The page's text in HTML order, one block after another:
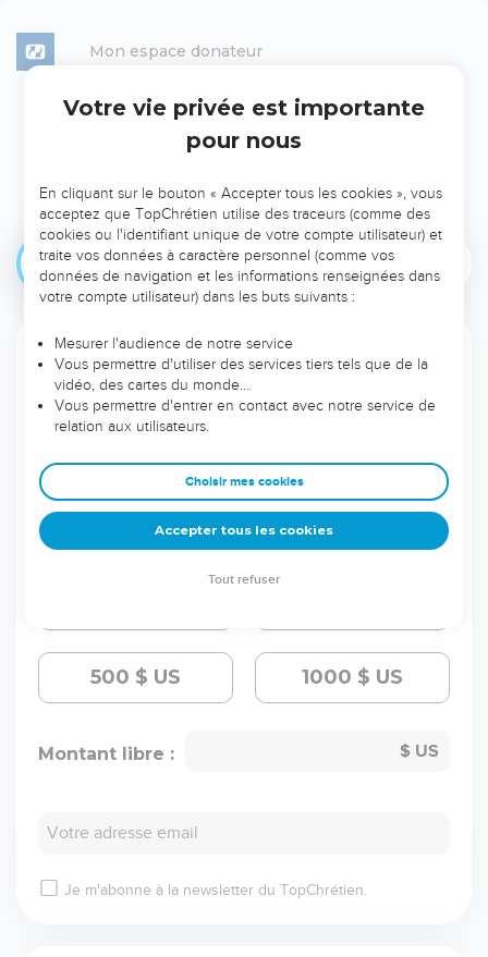
Mon espace donateur
Je veux ranimer l’espoir en
soutenant
Jeanne Tritsch - Vauclair
Ponctuel Mensuel
Votre pays
$ US 50
500 $ US 1000 $ US
Montant libre :
Votre adresse email
Je m'abonne à la newsletter du TopChrétien.
Votre vie privée est importante
pour nous
En cliquant sur le bouton « Accepter tous les cookies », vous
acceptez que TopChrétien utilise des traceurs (comme des
cookies ou l'identifiant unique de votre compte utilisateur) et
traite vos données à caractère personnel (comme vos
données de navigation et les informations renseignées dans
votre compte utilisateur) dans les buts suivants :
Mesurer l'audience de notre service
Vous permettre d'utiliser des services tiers tels que de la
vidéo, des cartes du monde…
Vous permettre d'entrer en contact avec notre service de
relation aux utilisateurs.
Choisir mes cookies
Accepter tous les cookies
Tout refuser